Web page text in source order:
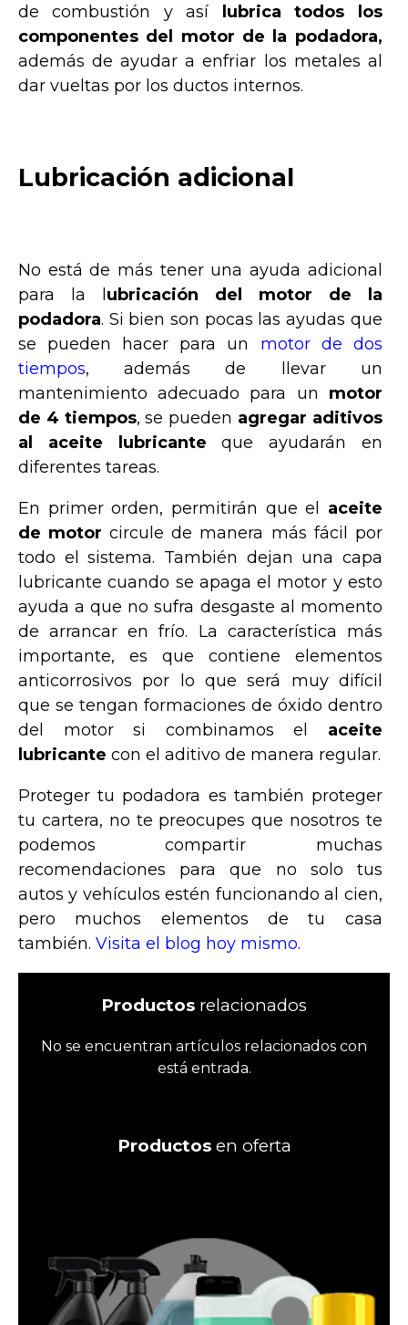
de combustión y así
lubrica todos los
componentes del motor de la podadora,
además de ayudar a enfriar los metales al
dar vueltas por los ductos internos.
Lubricación adicional
No está de más tener una ayuda adicional
para la lubricación del motor de la
podadora. Si bien son pocas las ayudas que
se pueden hacer para un motor de dos
tiempos, además de llevar un
mantenimiento adecuado para un motor
de 4 tiempos, se pueden agregar aditivos
al aceite lubricante que ayudarán en
diferentes tareas.
En primer orden, permitirán que el aceite
de motor circule de manera más fácil por
todo el sistema. También dejan una capa
lubricante cuando se apaga el motor y esto
ayuda a que no sufra desgaste al momento
de arrancar en frío. La característica más
importante, es que contiene elementos
anticorrosivos por lo que será muy difícil
que se tengan formaciones de óxido dentro
del motor si combinamos el aceite
lubricante con el aditivo de manera regular.
Proteger tu podadora es también proteger
tu cartera, no te preocupes que nosotros te
podemos compartir muchas
recomendaciones para que no solo tus
autos y vehículos estén funcionando al cien,
pero muchos elementos de tu casa
también. Visita el blog hoy mismo.
Productos relacionados
No se encuentran artículos relacionados con
está entrada.
Productosen oferta